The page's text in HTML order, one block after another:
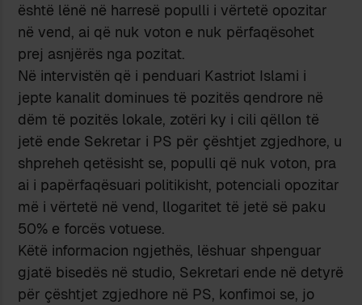
është lënë në harresë populli i vërtetë opozitar
në vend, ai që nuk voton e nuk përfaqësohet
prej asnjërës nga pozitat.
Në intervistën që i penduari Kastriot Islami i
jepte kanalit dominues të pozitës qendrore në
dëm të pozitës lokale, zotëri ky i cili qëllon të
jetë ende Sekretar i PS për çështjet zgjedhore, u
shpreheh qetësisht se, populli që nuk voton, pra
ai i papërfaqësuari politikisht, potenciali opozitar
më i vërtetë në vend, llogaritet të jetë së paku
50% e forcës votuese.
Këtë informacion ngjethës, lëshuar shpenguar
gjatë bisedës në studio, Sekretari ende në detyrë
për çështjet zgjedhore në PS, konfimoi se, jo